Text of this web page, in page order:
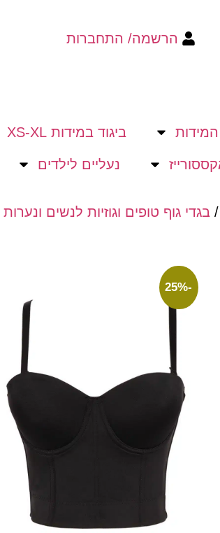
הרשמה/ התחברות
ביגוד במידות XS-XL
נעליים לילדים
/ בגדי גוף טופים וגוזיות לנשים ונערות
-25%